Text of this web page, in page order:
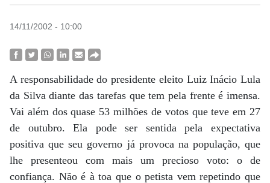
14/11/2002 - 10:00
A responsabilidade do presidente eleito Luiz Inácio Lula
da Silva diante das tarefas que tem pela frente é imensa.
Vai além dos quase 53 milhões de votos que teve em 27
de outubro. Ela pode ser sentida pela expectativa
positiva que seu governo já provoca na população, que
lhe presenteou com mais um precioso voto: o de
confiança. Não é à toa que o petista vem repetindo que